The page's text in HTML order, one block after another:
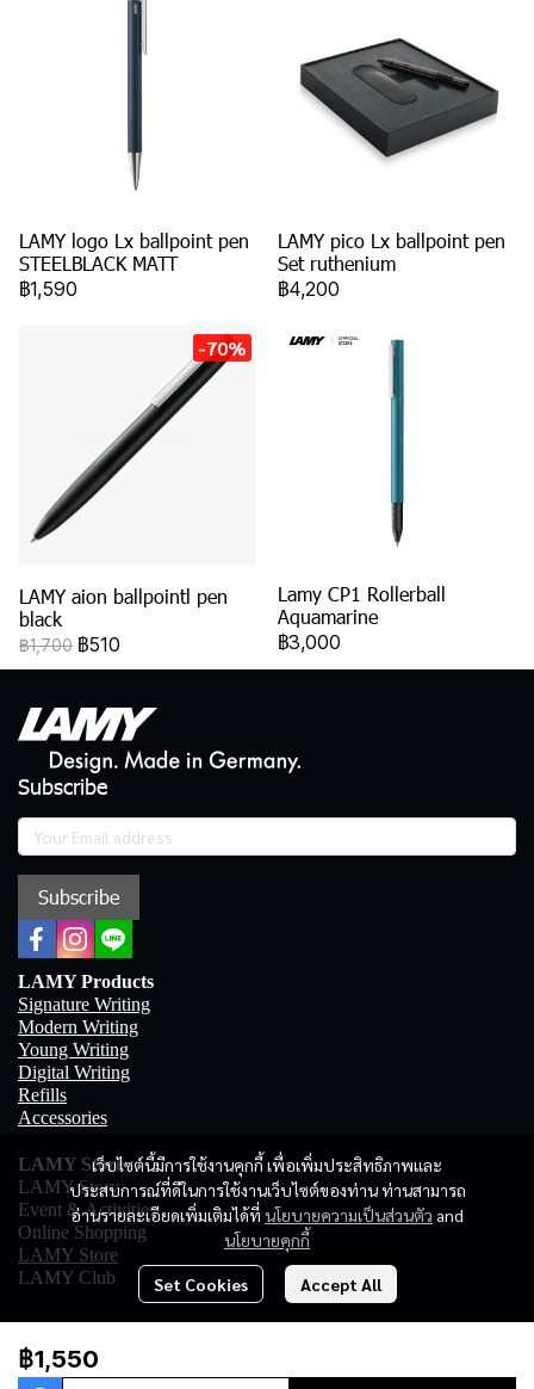
LAMY logo Lx ballpoint pen
STEELBLACK MATT
฿1,590
LAMY pico Lx ballpoint pen
Set ruthenium
฿4,200
-70%
LAMY aion ballpointl pen
black
฿1,700 ฿510
Lamy CP1 Rollerball
Aquamarine
฿3,000
฿1,550
เว็บไซต์นี้มีการใช้งานคุกกี้ เพื่อเพิ่มประสิทธิภาพและ
ประสบการณ์ที่ดีในการใช้งานเว็บไซต์ของท่าน ท่านสามารถ
อ่านรายละเอียดเพิ่มเติมได้ที่ นโยบายความเป็นส่วนตัว and
นโยบายคุกกี้
Set Cookies Accept All
Subscribe
Subscribe
LAMY Products
Signature Writing
Modern Writing
Young Writing
Digital Writing
Refills
Accessories
LAMY Store
LAMY Story
Event & Activities
Online Shopping
LAMY Store
LAMY Club
Copyright 2023 | All Rights Reserved | Powered by MWE